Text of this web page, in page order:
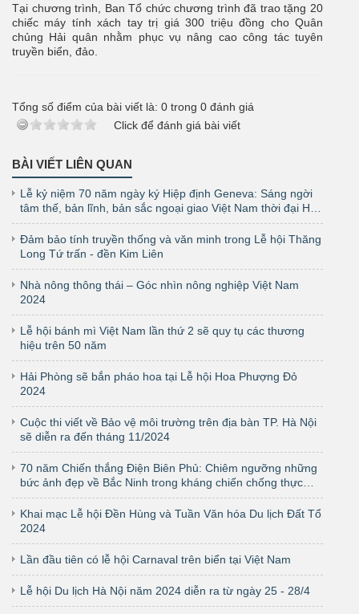
Tại chương trình, Ban Tổ chức chương trình đã trao tặng 20
chiếc máy tính xách tay trị giá 300 triệu đồng cho Quân
chủng Hải quân nhằm phục vụ nâng cao công tác tuyên
truyền biển, đảo.
Tổng số điểm của bài viết là: 0 trong 0 đánh giá
Click để đánh giá bài viết
BÀI VIẾT LIÊN QUAN
Lễ kỷ niệm 70 năm ngày ký Hiệp định Geneva: Sáng ngời
tâm thế, bản lĩnh, bản sắc ngoại giao Việt Nam thời đại Hồ
Chí Minh
Đảm bảo tính truyền thống và văn minh trong Lễ hội Thăng
Long Tứ trấn - đền Kim Liên
Nhà nông thông thái – Góc nhìn nông nghiệp Việt Nam
2024
Lễ hội bánh mì Việt Nam lần thứ 2 sẽ quy tụ các thương
hiệu trên 50 năm
Hải Phòng sẽ bắn pháo hoa tại Lễ hội Hoa Phượng Đỏ
2024
Cuộc thi viết về Bảo vệ môi trường trên địa bàn TP. Hà Nội
sẽ diễn ra đến tháng 11/2024
70 năm Chiến thắng Điện Biên Phủ: Chiêm ngưỡng những
bức ảnh đẹp về Bắc Ninh trong kháng chiến chống thực
dân Pháp
Khai mạc Lễ hội Đền Hùng và Tuần Văn hóa Du lịch Đất Tổ
2024
Lần đầu tiên có lễ hội Carnaval trên biển tại Việt Nam
Lễ hội Du lịch Hà Nội năm 2024 diễn ra từ ngày 25 - 28/4